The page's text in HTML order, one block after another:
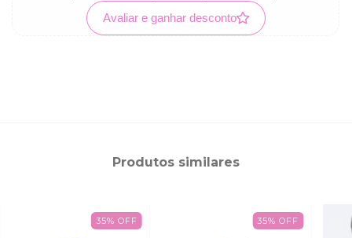
Avaliar e ganhar desconto
Produtos similares
35% OFF 35%OFF